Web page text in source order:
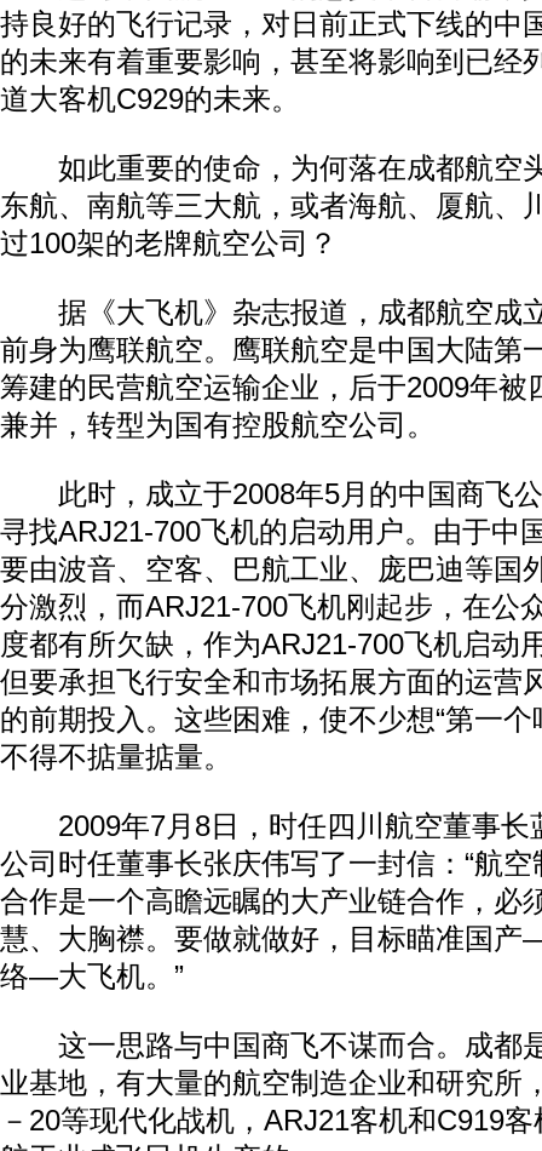
持良好的飞行记录，对日前正式下线的中
的未来有着重要影响，甚至将影响到已经
道大客机C929的未来。
如此重要的使命，为何落在成都航空
东航、南航等三大航，或者海航、厦航、
过100架的老牌航空公司？
据《大飞机》杂志报道，成都航空成
前身为鹰联航空。鹰联航空是中国大陆第
筹建的民营航空运输企业，后于2009年被
兼并，转型为国有控股航空公司。
此时，成立于2008年5月的中国商飞公
寻找ARJ21-700飞机的启动用户。由于中
要由波音、空客、巴航工业、庞巴迪等国
分激烈，而ARJ21-700飞机刚起步，在公
度都有所欠缺，作为ARJ21-700飞机启动
但要承担飞行安全和市场拓展方面的运营
的前期投入。这些困难，使不少想“第一个
不得不掂量掂量。
2009年7月8日，时任四川航空董事长
公司时任董事长张庆伟写了一封信：“航
合作是一个高瞻远瞩的大产业链合作，必
慧、大胸襟。要做就做好，目标瞄准国
络—大飞机。”
这一思路与中国商飞不谋而合。成都
业基地，有大量的航空制造企业和研究所
－20等现代化战机，ARJ21客机和C919